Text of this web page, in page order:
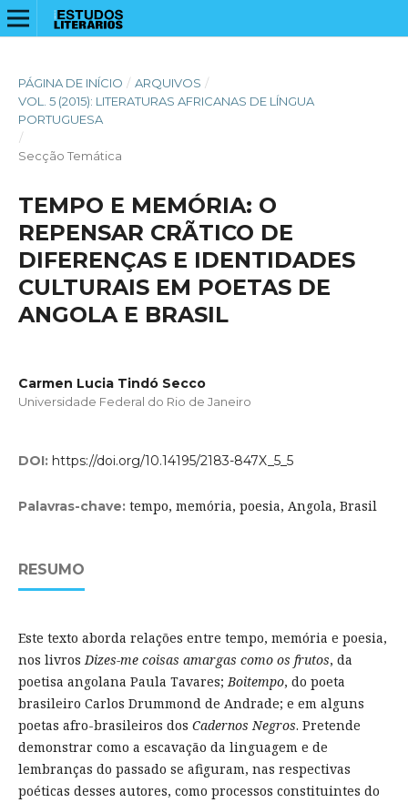
PÁGINA DE INÍCIO / ARQUIVOS /
VOL. 5 (2015): LITERATURAS AFRICANAS DE LÍNGUA
PORTUGUESA
/
Secção Temática
TEMPO E MEMÓRIA: O
REPENSAR CRÃTICO DE
DIFERENÇAS E IDENTIDADES
CULTURAIS EM POETAS DE
ANGOLA E BRASIL
Carmen Lucia Tindó Secco
Universidade Federal do Rio de Janeiro
DOI: https://doi.org/10.14195/2183-847X_5_5
Palavras-chave: tempo, memória, poesia, Angola, Brasil
RESUMO
Este texto aborda relações entre tempo, memória e poesia,
nos livrosDizes-me coisas amargas como os frutos, da
poetisa angolana Paula Tavares;Boitempo, do poeta
brasileiro Carlos Drummond de Andrade; e em alguns
poetas afro-brasileiros dos Cadernos Negros. Pretende
demonstrar como a escavação da linguagem e de
lembranças do passado se afiguram, nas respectivas
poéticas desses autores, como processos constituintes do